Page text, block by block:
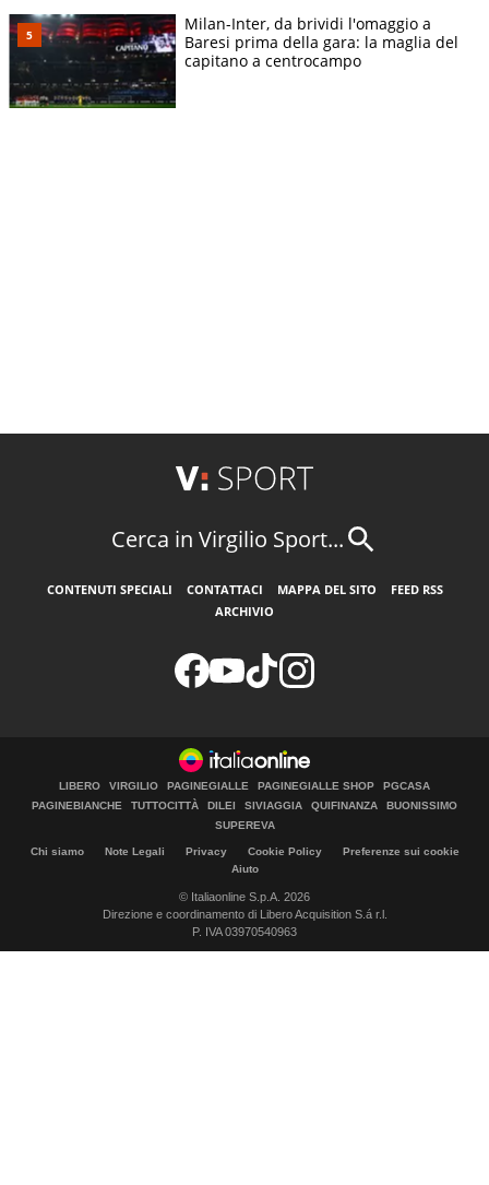
Milan-Inter, da brividi l'omaggio a
Baresi prima della gara: la maglia del
capitano a centrocampo
Cerca in Virgilio Sport...
CONTENUTI SPECIALI CONTATTACI MAPPA DEL SITO
FEED RSS
ARCHIVIO
LIBERO VIRGILIO PAGINEGIALLE PAGINEGIALLE SHOP
PGCASA
PAGINEBIANCHE
TUTTOCITTÀ DILEI SIVIAGGIA QUIFINANZA
BUONISSIMO
SUPEREVA
Chi siamo Note Legali Privacy Cookie Policy
Preferenze sui cookie
Aiuto
© Italiaonline S.p.A. 2026
Direzione e coordinamento di Libero Acquisition S.á r.l.
P. IVA 03970540963